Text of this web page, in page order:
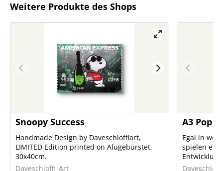
Weitere Produkte des Shops
Snoopy Success
Handmade Design by Daveschloffiart,
LIMITED Edition printed on Alugebürstet,
30x40cm.
Daveschloffi_Art
A3 Pop
Egal in
spielen
die Welt.